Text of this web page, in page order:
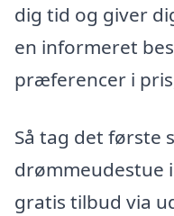
dig tid og giver
en informeret
præferencer i
Så tag det første
drømmeudestue
gratis tilbud via